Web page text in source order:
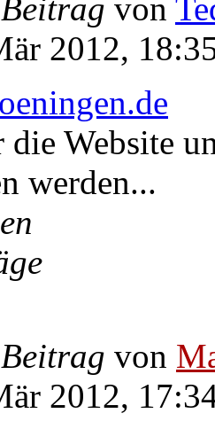
von
2012,
die Website
werden...
von
2012,